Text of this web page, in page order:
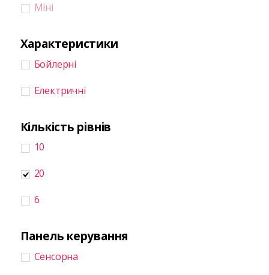
Міні
Характеристики
Бойлерні
Електричні
Кількість рівнів
10
20
6
Панель керування
Сенсорна